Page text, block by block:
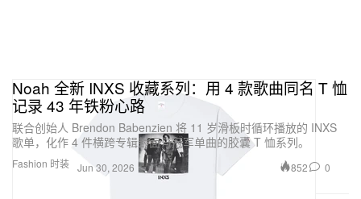
Fashion 时装
Noah 全新 INXS 收藏系列：用 4 款歌曲同名 T 恤
记录 43 年铁粉心路
联合创始人 Brendon Babenzien 将 11 岁滑板时循环播放的 INXS
歌单，化作 4 件横跨专辑封面与冠军单曲的胶囊 T 恤系列。
Jun 30, 2026 852 0